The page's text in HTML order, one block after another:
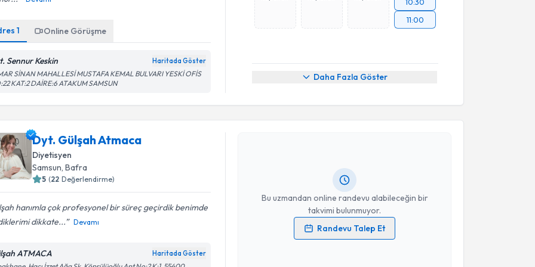
1 Online Görüşme
Sennur Keskin Haritada Göster
SİNAN MAHALLESİ MUSTAFA KEMAL BULVARI YESKİ OFİS
KAT:2 DAİRE:6 ATAKUM SAMSUN
11:00
Daha Fazla Göster
Dyt. Gülşah Atmaca
Diyetisyen
Samsun , Bafra
5 (22 Değerlendirme)
hanımla çok profesyonel bir süreç geçirdik benimde
dikkate...
Devamı
ATMACA Haritada Göster
Bu uzmandan online randevu alabileceğin bir
takvimi bulunmuyor.
Randevu Talep Et
Randevu Takvimi Talebi
Dyt. Gülşah Atmaca
Kişisel verilerimin işlenmesine ilişkinAydınlatma Metni